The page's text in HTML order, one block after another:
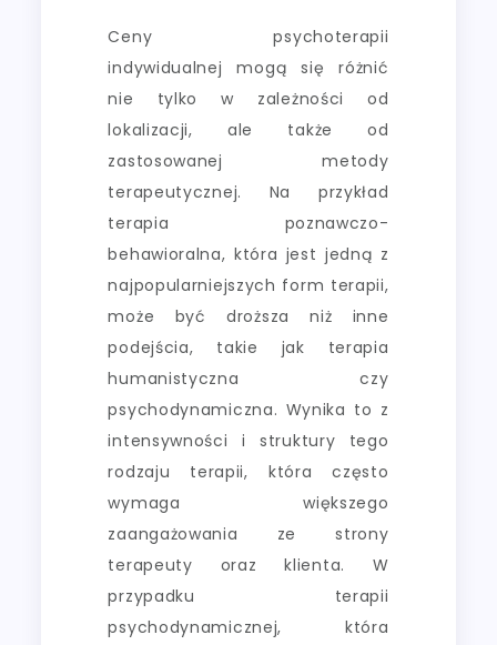
Ceny psychoterapii
indywidualnej mogą się różnić
nie tylko w zależności od
lokalizacji, ale także od
zastosowanej metody
terapeutycznej. Na przykład
terapia poznawczo-
behawioralna, która jest jedną z
najpopularniejszych form terapii,
może być droższa niż inne
podejścia, takie jak terapia
humanistyczna czy
psychodynamiczna. Wynika to z
intensywności i struktury tego
rodzaju terapii, która często
wymaga większego
zaangażowania ze strony
terapeuty oraz klienta. W
przypadku terapii
psychodynamicznej, która